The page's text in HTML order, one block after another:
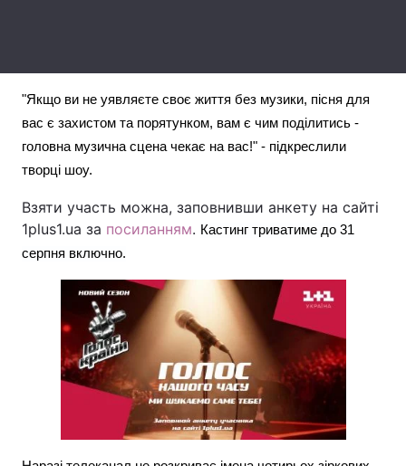
Послуги
"Якщо ви не уявляєте своє життя без музики, пісня для
вас є захистом та порятунком, вам є чим поділитись -
головна музична сцена чекає на вас!" - підкреслили
творці шоу.
Взяти участь можна, заповнивши анкету на сайті
1plus1.ua за посиланням. Кастинг триватиме до 31
серпня включно.